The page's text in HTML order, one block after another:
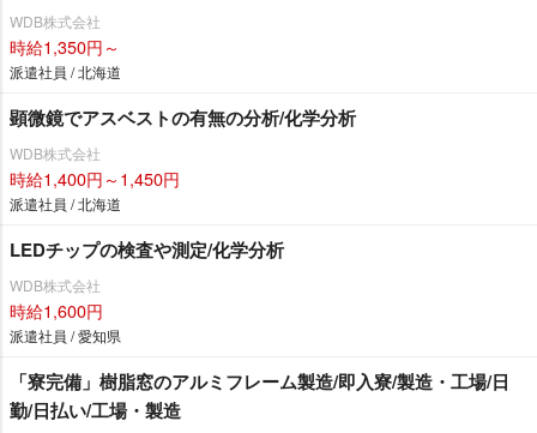
WDB株式会社
時給1,350円～
派遣社員 / 北海道
顕微鏡でアスベストの有無の分析/化学分析
WDB株式会社
時給1,400円～1,450円
派遣社員 / 北海道
LEDチップの検査や測定/化学分析
WDB株式会社
時給1,600円
派遣社員 / 愛知県
「寮完備」樹脂窓のアルミフレーム製造/即入寮/製造・工場/日
勤/日払い/工場・製造